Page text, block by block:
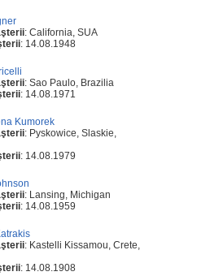
: California, SUA
: 14.08.1948
: Sao Paulo, Brazilia
: 14.08.1971
Kumorek
: Pyskowice, Slaskie,
: 14.08.1979
: Lansing, Michigan
: 14.08.1959
: Kastelli Kissamou, Crete,
: 14.08.1908